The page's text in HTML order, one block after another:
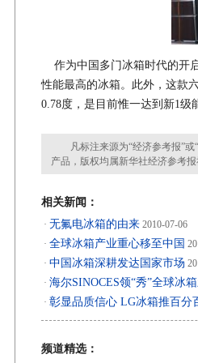
作为中国多门冰箱时代的开
性能最高的冰箱。此外，这
0.78度，是目前惟一达到新1级
凡标注来源为“经济参考报”或“
产品，版权均属新华社经济参考
相关新闻：
· 无氟电冰箱的由来 2010-07-06
· 全球冰箱产业重心移至中国
· 中国冰箱深耕发达国家市场
· 海尔SINOCES领“秀”全球冰
· 彰显品质信心 LG冰箱推百分
频道精选：